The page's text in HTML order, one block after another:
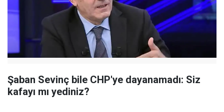
Şaban Sevinç bile CHP'ye dayanamadı: Siz
kafayı mı yediniz?